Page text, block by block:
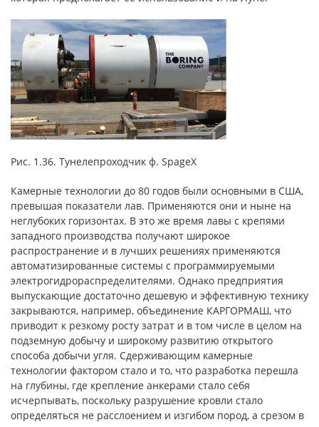
Рис. 1.36. Тунелепроходчик ф. SpageX
Камерные технологии до 80 годов были основными в США,
превышая показатели лав. Применяются они и ныне на
неглубоких горизонтах. В это же время лавы с крепями
западного производства получают широкое
распространение и в лучших решениях применяются
автоматизированные системы с программируемыми
электрогидрораспределителями. Однако предприятия
выпускающие достаточно дешевую и эффективную технику
закрываются, например, объединение КАРГОРМАШ, что
приводит к резкому росту затрат и в том числе в целом на
подземную добычу и широкому развитию открытого
способа добычи угля. Сдерживающим камерные
технологии фактором стало и то, что разработка перешла
на глубины, где крепление анкерами стало себя
исчерпывать, поскольку разрушение кровли стало
определяться не расслоением и изгибом пород, а срезом в